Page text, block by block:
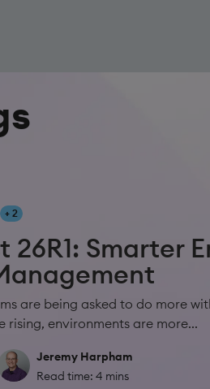
+ 2
26R1: Smarter
are being asked to do more
rising, environments are more...
Jeremy Harpham
Read time: 4 mins